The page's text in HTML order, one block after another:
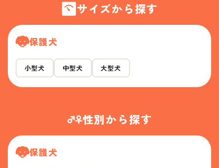
サイズから探す
保護犬
小型犬 中型犬 大型犬
性別から探す
保護犬